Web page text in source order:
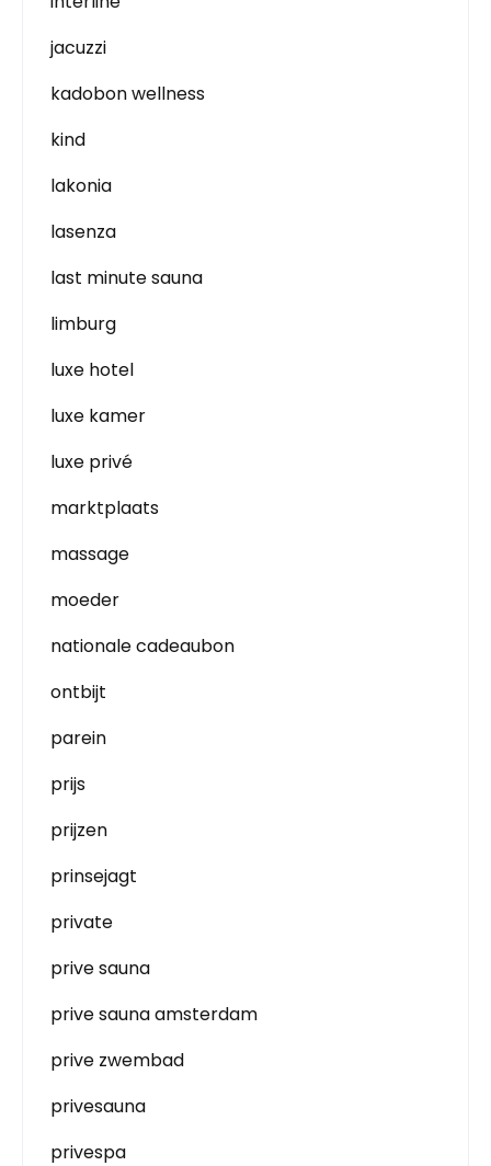
jacuzzi
kadobon wellness
kind
lakonia
lasenza
last minute sauna
limburg
luxe hotel
luxe kamer
luxe privé
marktplaats
massage
moeder
nationale cadeaubon
ontbijt
parein
prijs
prijzen
prinsejagt
private
prive sauna
prive sauna amsterdam
prive zwembad
privesauna
privespa